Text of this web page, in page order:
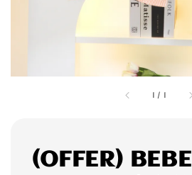
1 / 1
(OFFER) BEBE